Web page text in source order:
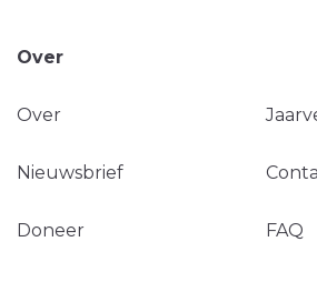
Over
Over
Nieuwsbrief
Doneer FAQ